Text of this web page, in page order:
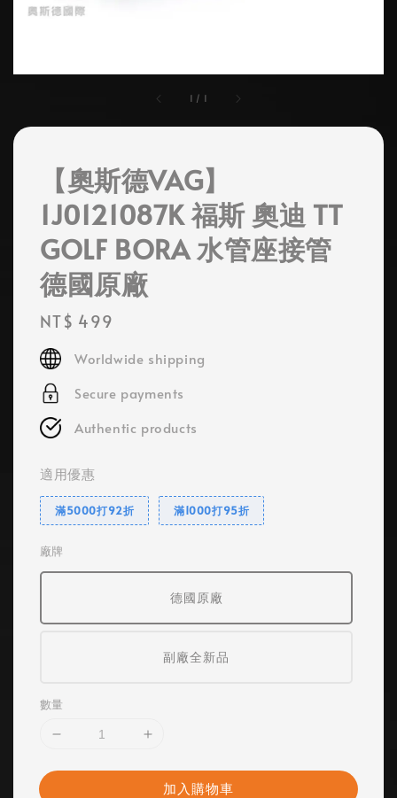
1 / 1
【奧斯德VAG】
1J0121087K 福斯 奧迪 TT
GOLF BORA 水管座接管
德國原廠
Regular
price
NT$ 499
Worldwide shipping
Secure payments
Authentic products
適用優惠
滿5000打92折 滿1000打95折
廠牌
德國原廠
副廠全新品
數量
加入購物車